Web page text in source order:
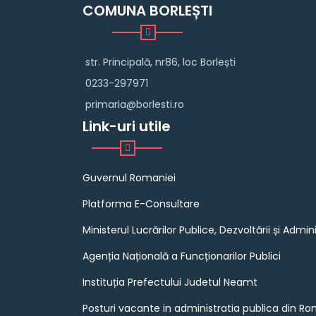
COMUNA BORLEȘTI
str. Principală, nr86, loc Borlești
0233-297971
primaria@borlesti.ro
Link-uri utile
Guvernul Romaniei
Platforma E-Consultare
Ministerul Lucrărilor Publice, Dezvoltării și
Agenția Națională a Funcționarilor Publici
Instituția Prefectului Judetul Neamt
Posturi vacante in administratia publica din